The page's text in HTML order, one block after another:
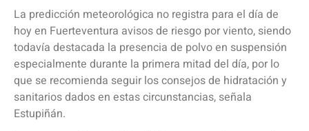
La predicción meteorológica no registra para el día de
hoy en Fuerteventura avisos de riesgo por viento, siendo
todavía destacada la presencia de polvo en suspensión
especialmente durante la primera mitad del día, por lo
que se recomienda seguir los consejos de hidratación y
sanitarios dados en estas circunstancias, señala
Estupiñán.